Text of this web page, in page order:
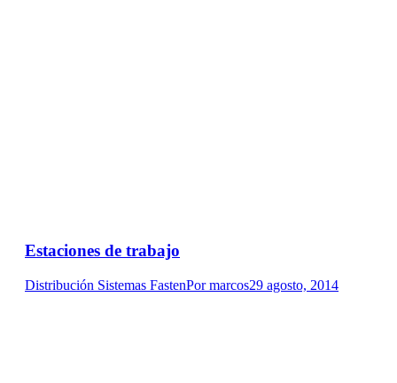
Estaciones de trabajo
Distribución Sistemas FastenPormarcos29 agosto, 2014